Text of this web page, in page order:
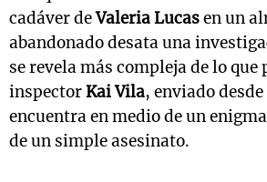
cadáver deValeria Lucasen un
abandonado desata una
se revela más compleja de lo que
inspectorKai Vila, enviado desde
encuentra en medio de un
de un simple asesinato.